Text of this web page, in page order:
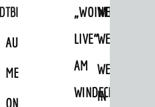
AUSLEIHE
MEDIENANGEBOTE
ONLINE-
„WOINEM
LIVE“
AM
WINDECKPLATZ
WEINHEIMER
IN